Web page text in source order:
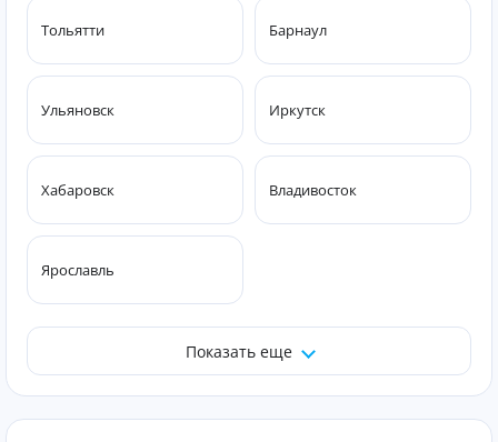
Тольятти Барнаул
Ульяновск Иркутск
Хабаровск Владивосток
Ярославль
Показать еще